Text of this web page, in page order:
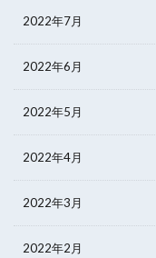
2022年7月
2022年6月
2022年5月
2022年4月
2022年3月
2022年2月